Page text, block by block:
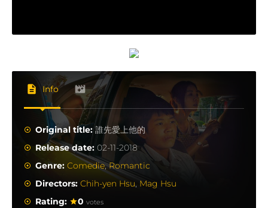
Info
Original title:誰先愛上他的
Release date:02-11-2018
Genre:Comedie,Romantic
Directors:Chih-yen Hsu, Mag Hsu
Rating:
0 votes